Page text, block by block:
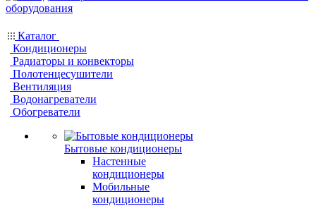
Каталог
Кондиционеры
Радиаторы и конвекторы
Полотенцесушители
Вентиляция
Водонагреватели
Обогреватели
Бытовые кондиционеры
Настенные
кондиционеры
Мобильные
кондиционеры